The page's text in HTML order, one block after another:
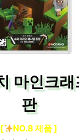
마인크
판
[ NO.8 제품 ]